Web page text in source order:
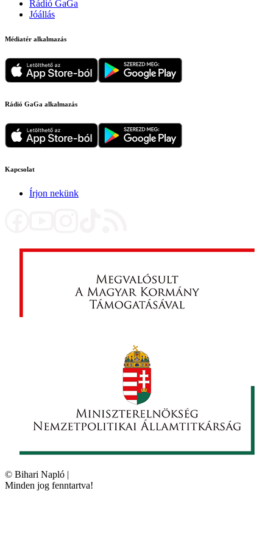
Rádió GaGa
Jóállás
Médiatér alkalmazás
Rádió GaGa alkalmazás
Kapcsolat
Írjon nekünk
© Bihari Napló |
Minden jog fenntartva!